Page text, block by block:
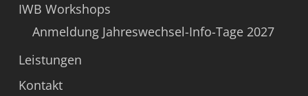
IWB Workshops
Anmeldung Jahreswechsel-Info-Tage 2027
Leistungen
Kontakt